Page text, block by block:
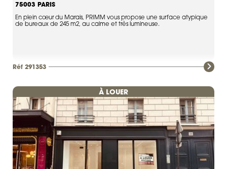
75003 PARIS
En plein cœur du Marais, PRIMM vous propose une surface atypique
de bureaux de 245 m2, au calme et très lumineuse.
Réf 291353
À LOUER